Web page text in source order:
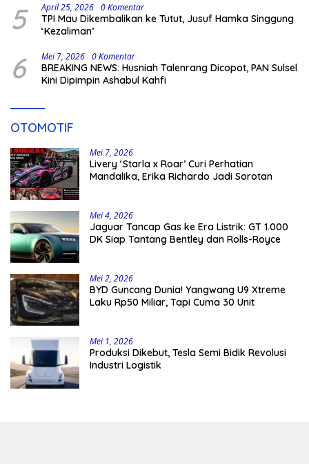
5 April 25, 2026 0 Komentar
TPI Mau Dikembalikan ke Tutut, Jusuf Hamka Singgung
‘Kezaliman’
6 Mei 7, 2026 0 Komentar
BREAKING NEWS: Husniah Talenrang Dicopot, PAN Sulsel
Kini Dipimpin Ashabul Kahfi
OTOMOTIF
Mei 7, 2026
Livery ‘Starla x Roar’ Curi Perhatian
Mandalika, Erika Richardo Jadi Sorotan
Mei 4, 2026
Jaguar Tancap Gas ke Era Listrik: GT 1.000
DK Siap Tantang Bentley dan Rolls-Royce
Mei 2, 2026
BYD Guncang Dunia! Yangwang U9 Xtreme
Laku Rp50 Miliar, Tapi Cuma 30 Unit
Mei 1, 2026
Produksi Dikebut, Tesla Semi Bidik Revolusi
Industri Logistik